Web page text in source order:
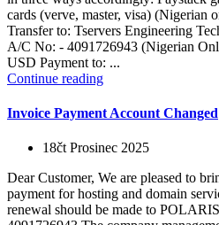
cards (verve, master, visa) (Nigerian
Transfer to: Tservers Engineering
A/C No: - 4091726943 (Nigerian
USD Payment to: ...
Continue reading
Invoice Payment Account Changed
18čt Prosinec 2025
Dear Customer, We are pleased to
payment for hosting and domain
renewal should be made to